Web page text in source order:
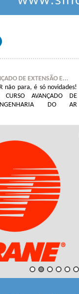
DE EXTENSÃO E...
não para, é só novidades!
AVANÇADO DE
DO AR